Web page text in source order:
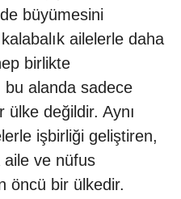
büyümesini
ailelerle daha
birlikte
bu alanda sadece
ülke değildir. Aynı
işbirliği geliştiren,
aile ve nüfus
öncü bir ülkedir.